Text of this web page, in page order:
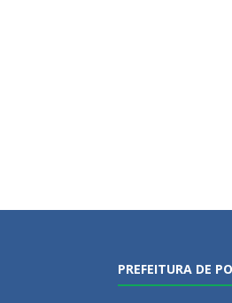
PREFEITURA DE